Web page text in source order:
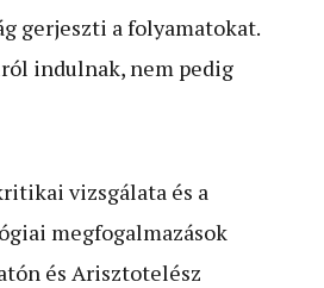
gerjeszti a folyamatokat.
indulnak, nem pedig
vizsgálata és a
megfogalmazások
és Arisztotelész